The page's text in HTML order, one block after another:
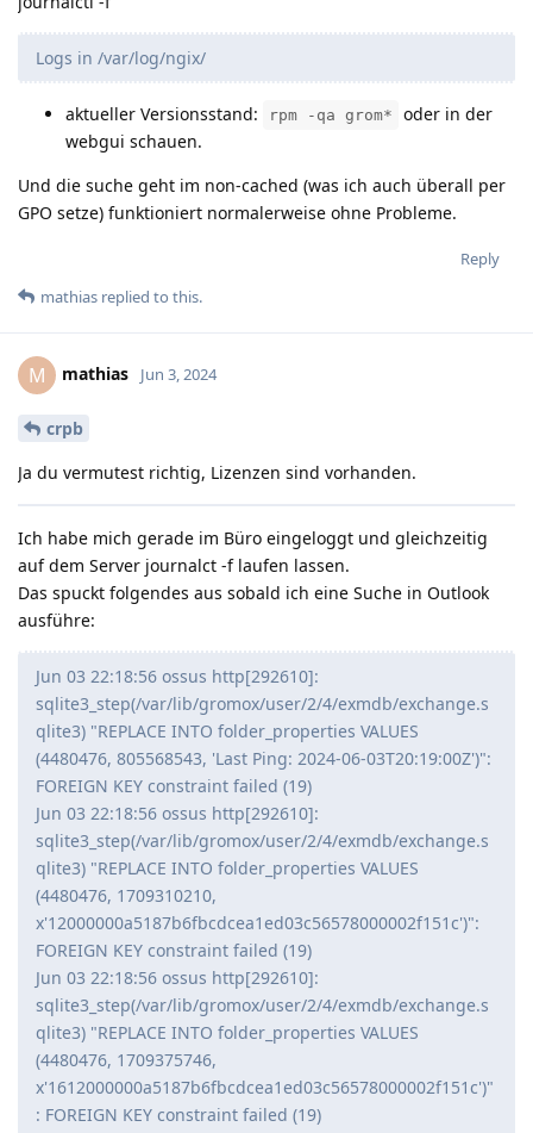
Logs in /var/log/ngix/
aktueller Versionsstand: rpm -qa grom*
oder in der
webgui schauen.
Und die suche geht im non-cached (was ich auch überall per
GPO setze) funktioniert normalerweise ohne Probleme.
Reply
mathias replied to this.
M mathias Jun 3, 2024
crpb
Ja du vermutest richtig, Lizenzen sind vorhanden.
Ich habe mich gerade im Büro eingeloggt und gleichzeitig
auf dem Server journalct -f laufen lassen.
Das spuckt folgendes aus sobald ich eine Suche in Outlook
ausführe:
Jun 03 22:18:56 ossus http[292610]:
sqlite3_step(/var/lib/gromox/user/2/4/exmdb/exchange.s
qlite3) "REPLACE INTO folder_properties VALUES
(4480476, 805568543, 'Last Ping: 2024-06-03T20:19:00Z')":
FOREIGN KEY constraint failed (19)
Jun 03 22:18:56 ossus http[292610]:
sqlite3_step(/var/lib/gromox/user/2/4/exmdb/exchange.s
qlite3) "REPLACE INTO folder_properties VALUES
(4480476, 1709310210,
x'12000000a5187b6fbcdcea1ed03c56578000002f151c')":
FOREIGN KEY constraint failed (19)
Jun 03 22:18:56 ossus http[292610]:
sqlite3_step(/var/lib/gromox/user/2/4/exmdb/exchange.s
qlite3) "REPLACE INTO folder_properties VALUES
(4480476, 1709375746,
x'1612000000a5187b6fbcdcea1ed03c56578000002f151c')"
: FOREIGN KEY constraint failed (19)